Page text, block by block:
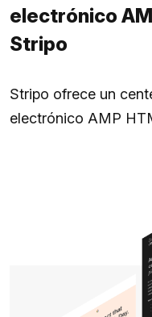
electrónico
Stripo
Stripo ofrece un
electrónico AMP